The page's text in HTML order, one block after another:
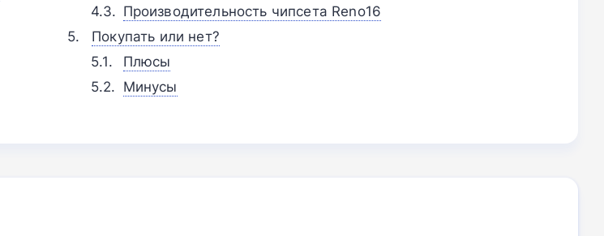
Производительность чипсета Reno16
Покупать или нет?
Плюсы
Минусы